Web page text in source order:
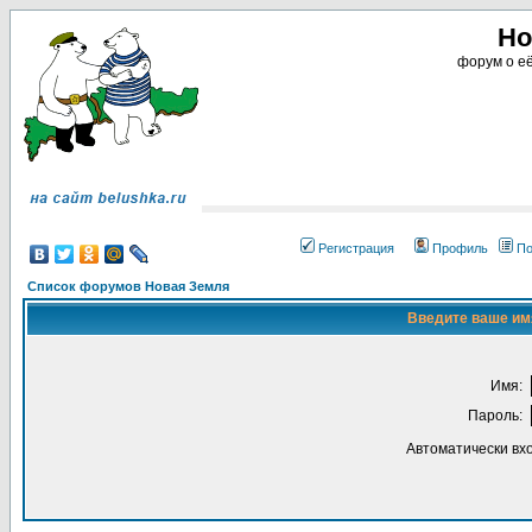
форум о
Регистрация Профиль
Список форумов Новая Земля
Введите ваше
Имя:
Пароль:
Автоматически